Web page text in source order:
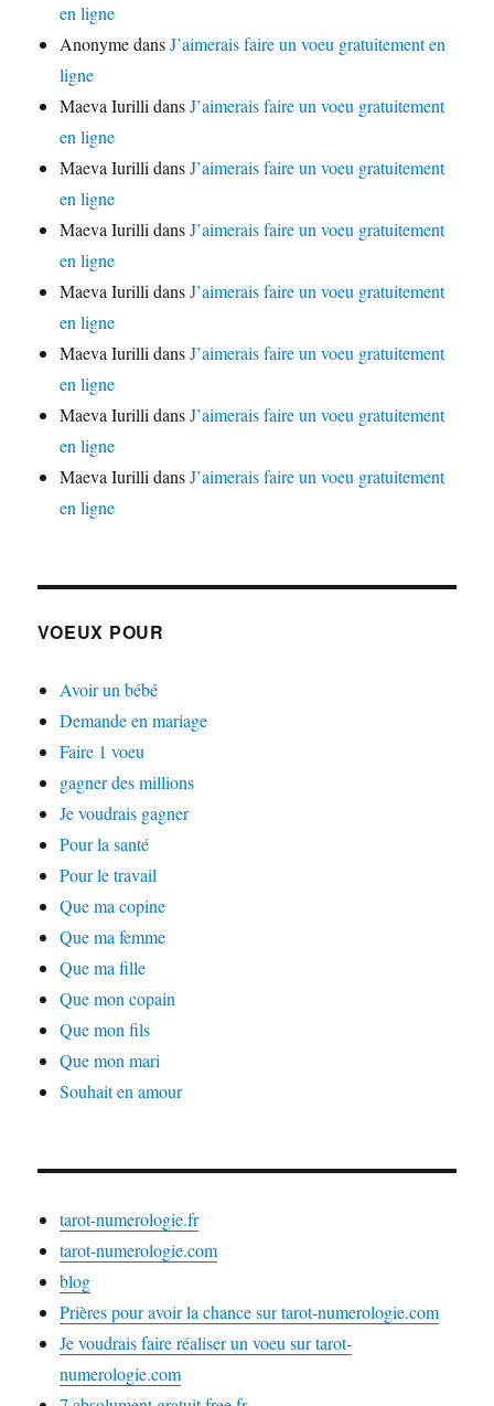
en ligne
AnonymedansJ’aimerais faire un voeu gratuitement en
ligne
Maeva Iurilli dansJ’aimerais faire un voeu gratuitement
en ligne
Maeva Iurilli dansJ’aimerais faire un voeu gratuitement
en ligne
Maeva Iurilli dansJ’aimerais faire un voeu gratuitement
en ligne
Maeva Iurilli dansJ’aimerais faire un voeu gratuitement
en ligne
Maeva Iurilli dansJ’aimerais faire un voeu gratuitement
en ligne
Maeva Iurilli dansJ’aimerais faire un voeu gratuitement
en ligne
Maeva Iurilli dansJ’aimerais faire un voeu gratuitement
en ligne
VOEUX POUR
Avoir un bébé
Demande en mariage
Faire 1 voeu
gagner des millions
Je voudrais gagner
Pour la santé
Pour le travail
Que ma copine
Que ma femme
Que ma fille
Que mon copain
Que mon fils
Que mon mari
Souhait en amour
tarot-numerologie.fr
tarot-numerologie.com
blog
Prières pour avoir la chance sur tarot-numerologie.com
Je voudrais faire réaliser un voeu sur tarot-
numerologie.com